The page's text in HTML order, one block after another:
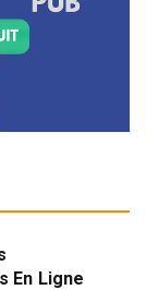
En Ligne